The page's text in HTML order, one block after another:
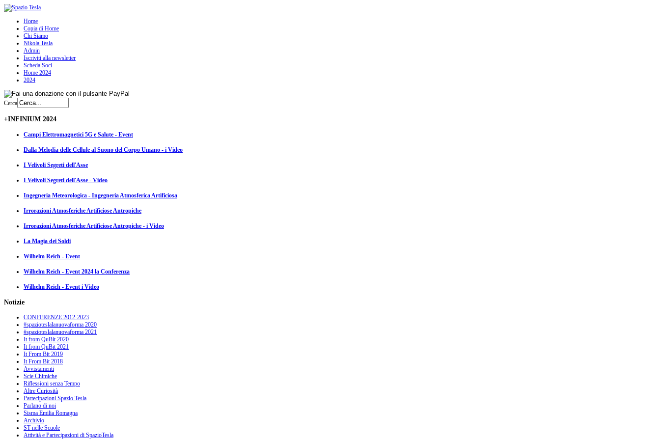
Home
Copia di Home
Chi Siamo
Nikola Tesla
Admin
Iscriviti alla newsletter
Scheda Soci
Home 2024
2024
Cerca
+INFINIUM 2024
Campi Elettromagnetici 5G e Salute - Event
Dalla Melodia delle Cellule al Suono del Corpo Umano - i Video
I Velivoli Segreti dell'Asse
I Velivoli Segreti dell'Asse - Video
Ingegneria Meteorologica - Ingegneria Atmosferica Artificiosa
Irrorazioni Atmosferiche Artificiose Antropiche
Irrorazioni Atmosferiche Artificiose Antropiche - i Video
La Magia dei Soldi
Wilhelm Reich - Event
Wilhelm Reich - Event 2024 la Conferenza
Wilhelm Reich - Event i Video
Notizie
CONFERENZE 2012-2023
#spazioteslalanuovaforma 2020
#spazioteslalanuovaforma 2021
It from QuBit 2020
It from QuBit 2021
It From Bit 2019
It From Bit 2018
Avvistamenti
Scie Chimiche
Riflessioni senza Tempo
Altre Curiosità
Partecipazioni Spazio Tesla
Parlano di noi
Sisma Emilia Romagna
Archivio
ST nelle Scuole
Attività e Partecipazioni di SpazioTesla